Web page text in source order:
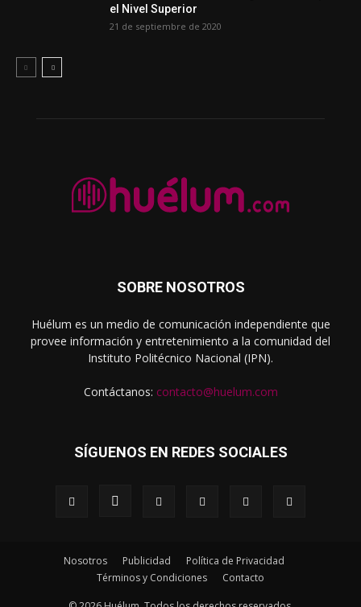
el Nivel Superior
21 de septiembre de 2020
SOBRE NOSOTROS
Huélum es un medio de comunicación independiente que
provee información y entretenimiento a la comunidad del
Instituto Politécnico Nacional (IPN).
Contáctanos: contacto@huelum.com
SÍGUENOS EN REDES SOCIALES
Nosotros Publicidad
Política de Privacidad
Términos y Condiciones
Contacto